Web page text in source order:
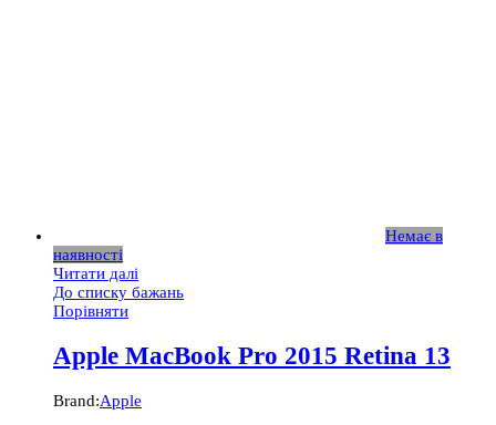
Немає в
наявності
Читати далі
До списку бажань
Порівняти
Apple MacBook Pro 2015 Retina 13
Brand:Apple